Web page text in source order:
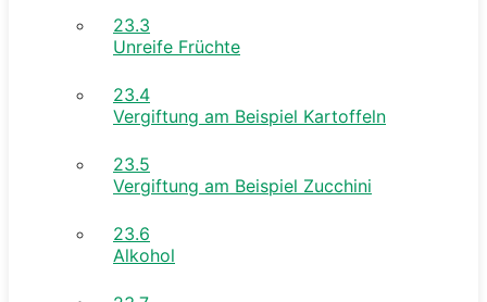
23.3
Unreife Früchte
23.4
Vergiftung am Beispiel Kartoffeln
23.5
Vergiftung am Beispiel Zucchini
23.6
Alkohol